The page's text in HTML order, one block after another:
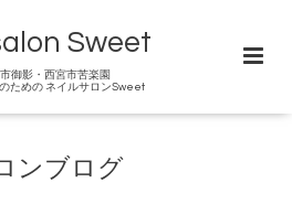
Sweet
御影・西宮市苦楽園
ための ネイルサロンSweet
ンブログ